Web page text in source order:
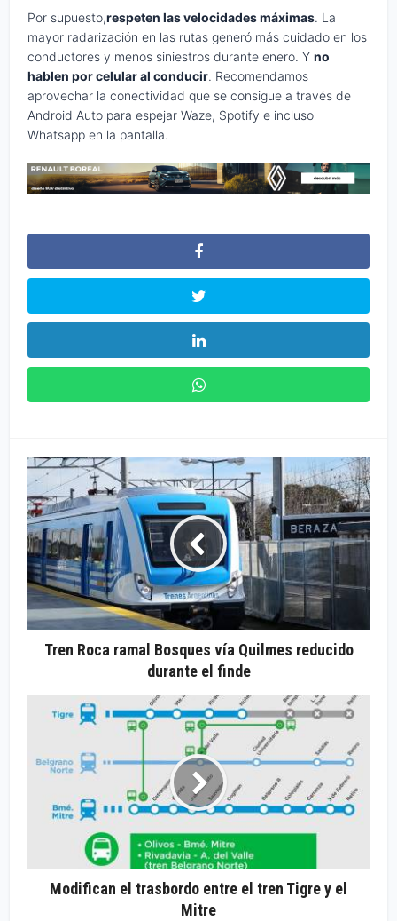
Por supuesto,respeten las velocidades máximas. La
mayor radarización en las rutas generó más cuidado en los
conductores y menos siniestros durante enero. Yno
hablen por celular al conducir. Recomendamos
aprovechar la conectividad que se consigue a través de
Android Auto para espejar Waze, Spotify e incluso
Whatsapp en la pantalla.
Tren Roca ramal Bosques vía Quilmes reducido
durante el finde
Modifican el trasbordo entre el tren Tigre y el
Mitre